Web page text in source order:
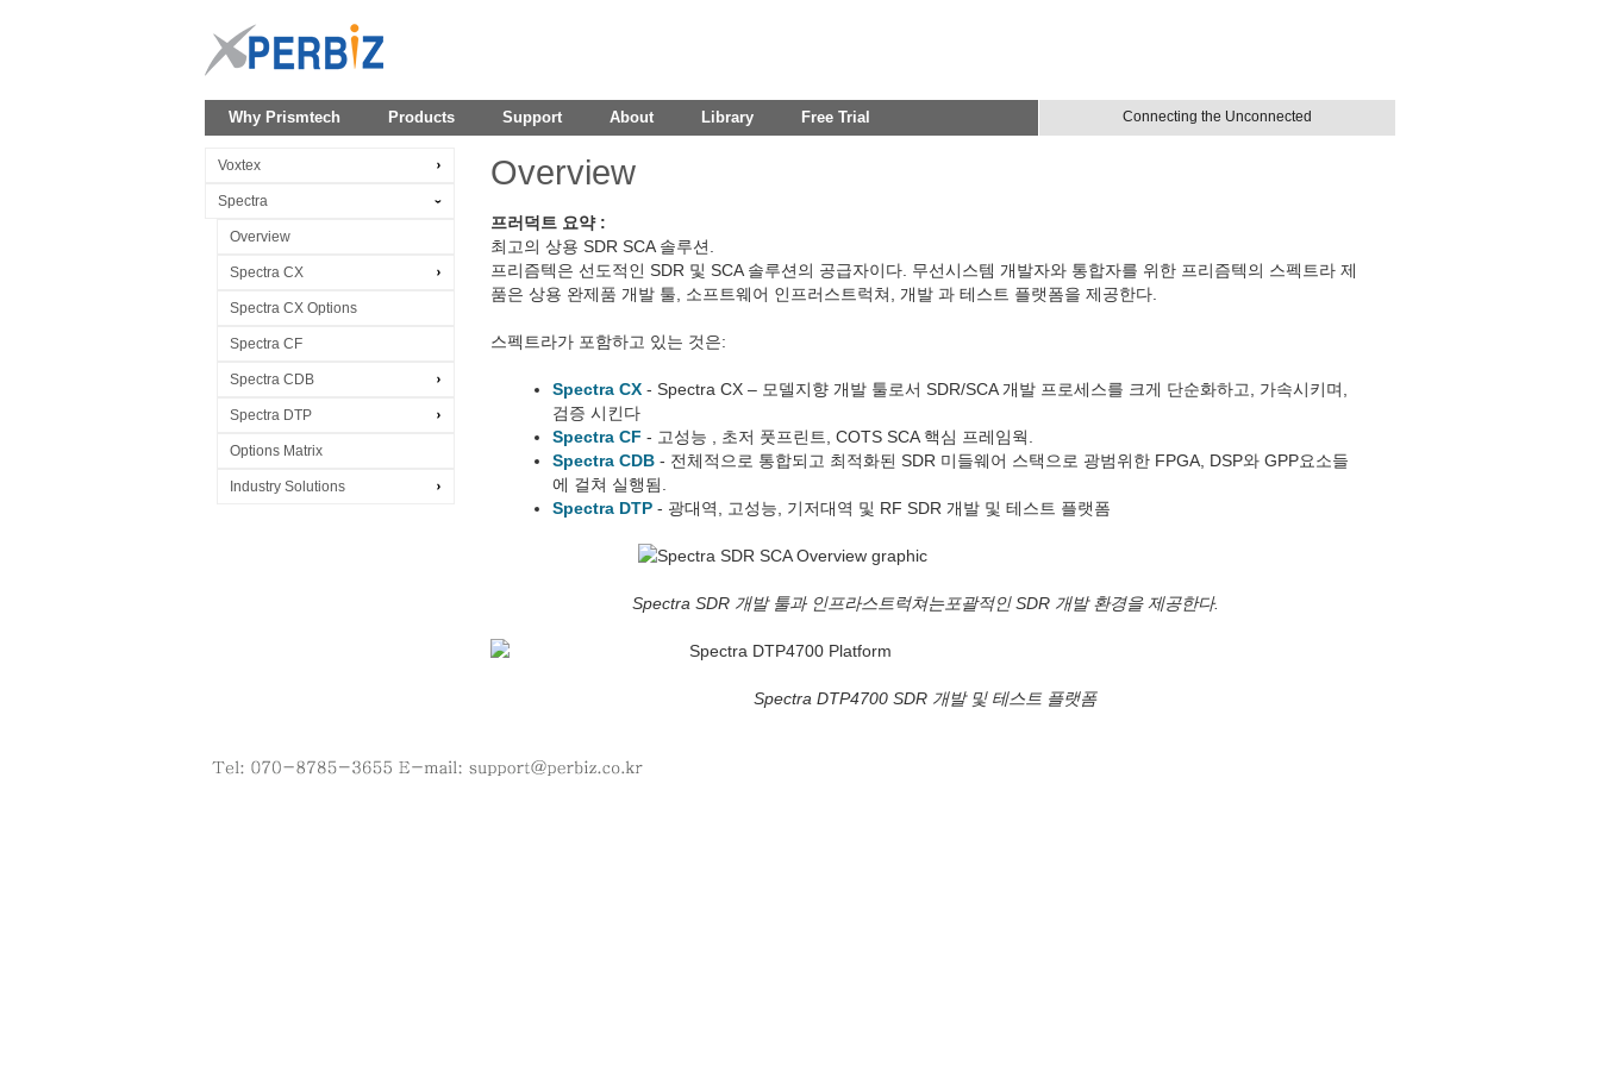
Why Prismtech Products Support About Library Free Trial Connecting the Unconnected
Voxtex
Spectra
Overview
Spectra CX
Spectra CX Options
Spectra CF
Spectra CDB
Spectra DTP
Options Matrix
Industry Solutions
Overview
프러덕트 요약 :
최고의 상용 SDR SCA 솔루션.
프리즘텍은 선도적인 SDR 및 SCA 솔루션의 공급자이다. 무선시스템 개발자와 통합자를 위한 프리즘텍의 스펙트라 제
품은 상용 완제품 개발 툴, 소프트웨어 인프러스트럭쳐, 개발 과 테스트 플랫폼을 제공한다.
스펙트라가 포함하고 있는 것은:
Spectra CX- Spectra CX – 모델지향 개발 툴로서 SDR/SCA 개발 프로세스를 크게 단순화하고, 가속시키며,
검증 시킨다
Spectra CF - 고성능 , 초저 풋프린트, COTS SCA 핵심 프레임웍.
Spectra CDB- 전체적으로 통합되고 최적화된 SDR 미들웨어 스택으로 광범위한 FPGA, DSP와 GPP요소들
에 걸쳐 실행됨.
Spectra DTP- 광대역, 고성능, 기저대역 및 RF SDR 개발 및 테스트 플랫폼
Spectra SDR 개발 툴과 인프라스트럭쳐는포괄적인 SDR 개발 환경을 제공한다.
Spectra DTP4700 SDR 개발 및 테스트 플랫폼